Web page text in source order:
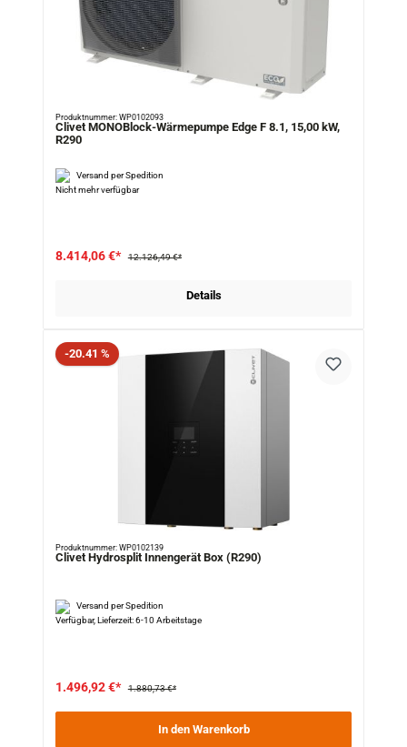
Produktnummer: WP0102093
Clivet MONOBlock-Wärmepumpe Edge F 8.1, 15,00 kW,
R290
Versand per Spedition
Nicht mehr verfügbar
8.414,06 €* 12.126,49 €*
Details
Rabatt
-20.41 %
Produktnummer: WP0102139
Clivet Hydrosplit Innengerät Box (R290)
Versand per Spedition
Verfügbar, Lieferzeit: 6-10 Arbeitstage
1.496,92 €* 1.880,73 €*
In den Warenkorb